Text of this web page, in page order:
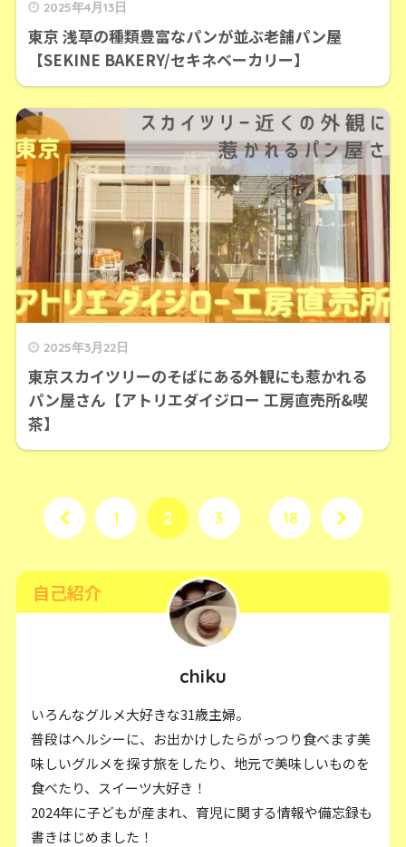
2025年4月13日
東京 浅草の種類豊富なパンが並ぶ老舗パン屋
【SEKINE BAKERY/セキネベーカリー】
2025年3月22日
東京スカイツリーのそばにある外観にも惹かれる
パン屋さん【アトリエダイジロー 工房直売所&喫
茶】
1 2 3 … 18
自己紹介
chiku
いろんなグルメ大好きな31歳主婦。
普段はヘルシーに、お出かけしたらがっつり食べます美
味しいグルメを探す旅をしたり、地元で美味しいものを
食べたり、スイーツ大好き！
2024年に子どもが産まれ、育児に関する情報や備忘録も
書きはじめました！